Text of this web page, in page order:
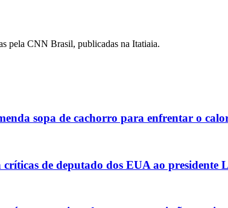
pela CNN Brasil, publicadas na Itatiaia.
sopa de cachorro para enfrentar o
de deputado dos EUA ao presidente